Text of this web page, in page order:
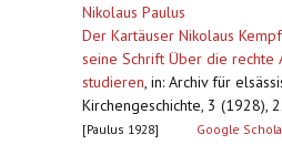
Nikolaus Paulus
Der Kartäuser Nikolaus
seine Schrift Über die rechte
studieren, in: Archiv für
Kirchengeschichte, 3 (1928),
[Paulus 1928] Google